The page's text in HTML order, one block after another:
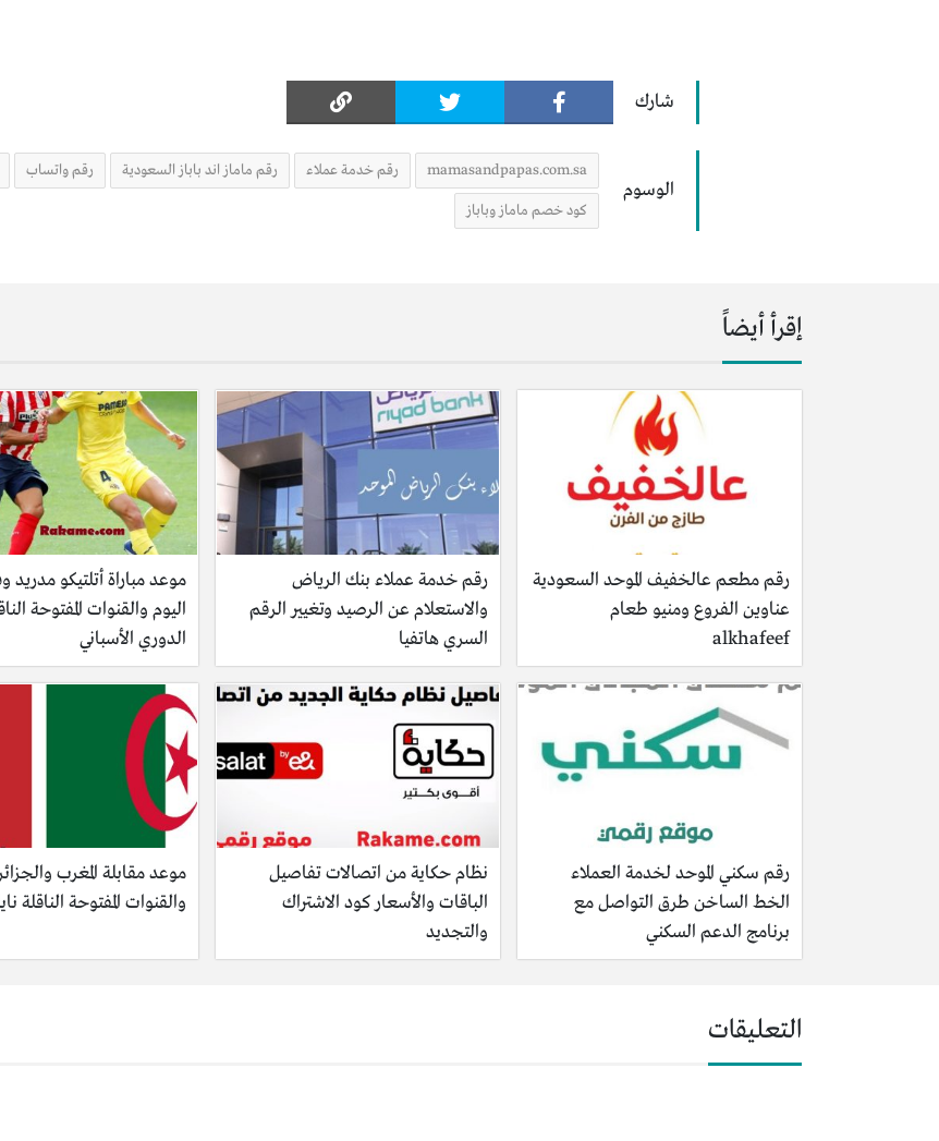
شارك
الوسوم
mamasandpapas.com.sa رقم خدمة عملاء رقم ماماز اند باباز السعودية رقم واتساب
كود خصم ماماز وباباز
إقرأ أيضاً
رقم مطعم عالخفيف الموحد السعودية
عناوين الفروع ومنيو طعام
alkhafeef
رقم خدمة عملاء بنك الرياض
والاستعلام عن الرصيد وتغيير الرقم
السري هاتفيا
موعد مباراة أتلتيكو مدريد
اليوم والقنوات المفتوحة
الدوري الأسباني
رقم سكني الموحد لخدمة العملاء
الخط الساخن طرق التواصل مع
برنامج الدعم السكني
نظام حكاية من اتصالات تفاصيل
الباقات والأسعار كود الاشتراك
والتجديد
موعد مقابلة المغرب
والقنوات المفتوحة الناقلة
التعليقات